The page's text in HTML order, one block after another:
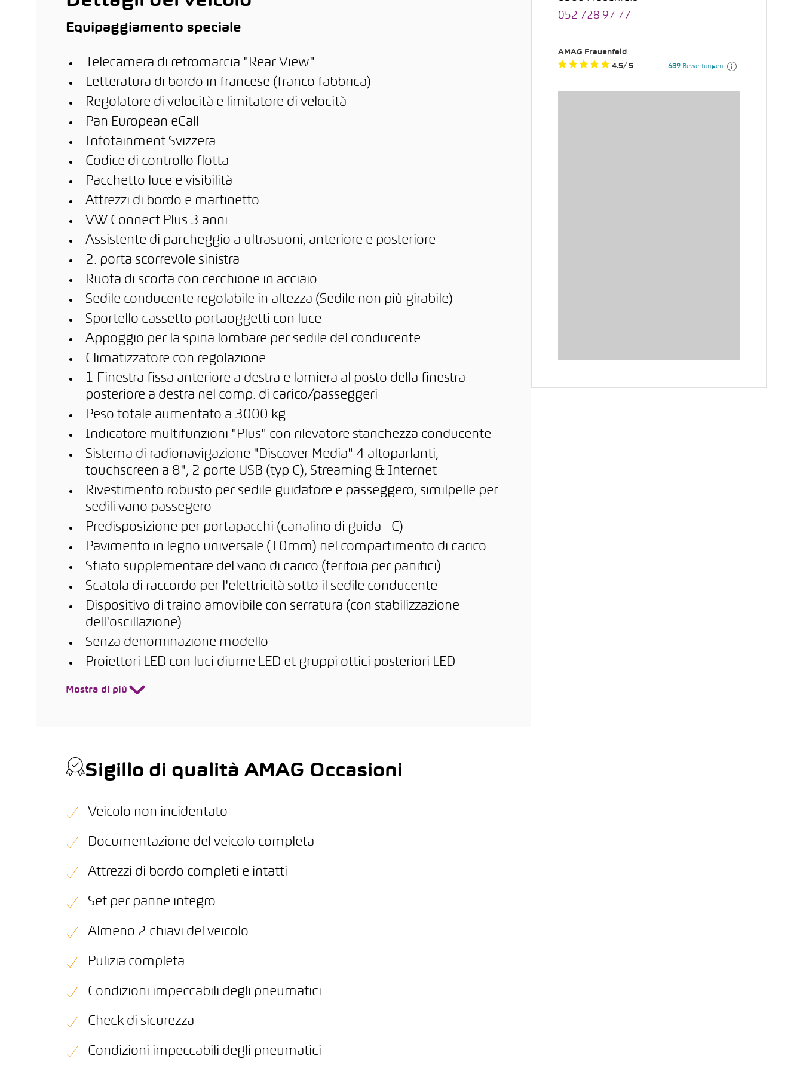
Equipaggiamento speciale
Telecamera di retromarcia "Rear View"
Letteratura di bordo in francese (franco fabbrica)
Regolatore di velocità e limitatore di velocità
Pan European eCall
Infotainment Svizzera
Codice di controllo flotta
Pacchetto luce e visibilità
Attrezzi di bordo e martinetto
VW Connect Plus 3 anni
Assistente di parcheggio a ultrasuoni, anteriore e posteriore
2. porta scorrevole sinistra
Ruota di scorta con cerchione in acciaio
Sedile conducente regolabile in altezza (Sedile non più girabile)
Sportello cassetto portaoggetti con luce
Appoggio per la spina lombare per sedile del conducente
Climatizzatore con regolazione
1 Finestra fissa anteriore a destra e lamiera al posto della finestra
posteriore a destra nel comp. di carico/passeggeri
Peso totale aumentato a 3000 kg
Indicatore multifunzioni "Plus" con rilevatore stanchezza conducente
Sistema di radionavigazione "Discover Media" 4 altoparlanti,
touchscreen a 8", 2 porte USB (typ C), Streaming & Internet
Rivestimento robusto per sedile guidatore e passeggero, similpelle per
sedili vano passegero
Predisposizione per portapacchi (canalino di guida - C)
Pavimento in legno universale (10mm) nel compartimento di carico
Sfiato supplementare del vano di carico (feritoia per panifici)
Scatola di raccordo per l'elettricità sotto il sedile conducente
Dispositivo di traino amovibile con serratura (con stabilizzazione
dell'oscillazione)
Senza denominazione modello
Proiettori LED con luci diurne LED et gruppi ottici posteriori LED
Mostra di più
Sigillo di qualità AMAG Occasioni
Veicolo non incidentato
Documentazione del veicolo completa
Attrezzi di bordo completi e intatti
Set per panne integro
Almeno 2 chiavi del veicolo
Pulizia completa
Condizioni impeccabili degli pneumatici
Check di sicurezza
Condizioni impeccabili degli pneumatici
052 728 97 77